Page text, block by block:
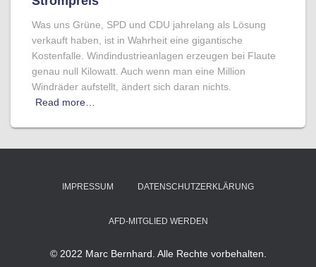
Was uns Grüne, SPD und CDU jahrelang als Lösung
verkauft haben, ist in Wahrheit eine gigantische
Kostenfalle. Windindustrieanlagen erzeugen bei Flaute
genau null Kilowatt. Auch wenn man eine Million
Windräder aufstellt, ändert sich daran nichts.
Read more…
IMPRESSUM DATENSCHUTZERKLÄRUNG
AFD-MITGLIED WERDEN
© 2022 Marc Bernhard. Alle Rechte vorbehalten.